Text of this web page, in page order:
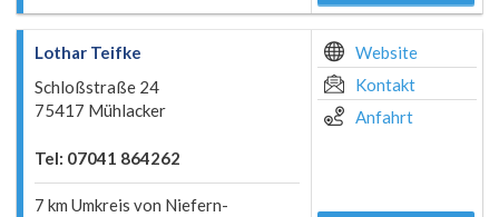
Lothar Teifke
Schloßstraße 24
75417 Mühlacker
Tel: 07041 864262
7 km Umkreis von Niefern-
Website
Kontakt
Anfahrt